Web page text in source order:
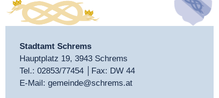
Stadtamt Schrems
Hauptplatz 19, 3943 Schrems
Tel.: 02853/77454
│Fax: DW 44
E-Mail: gemeinde@schrems.at